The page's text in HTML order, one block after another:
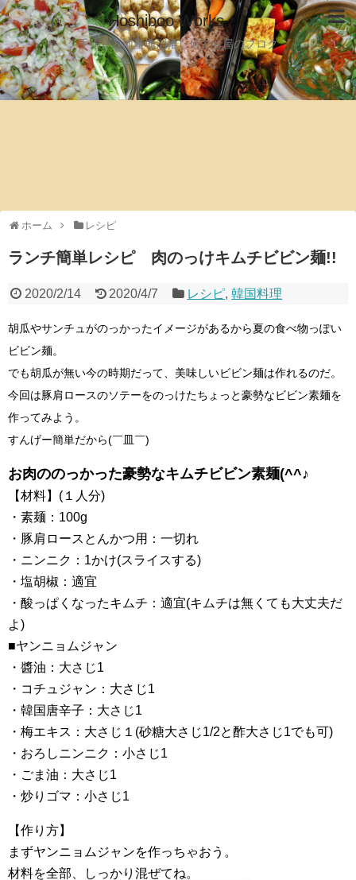
Hoshiboo Works
手作りと地産地消推し何でも屋のブログ
ホーム レシピ
ランチ簡単レシピ 肉のっけキムチビビン麺!!
2020/2/14 2020/4/7 レシピ,韓国料理
胡瓜やサンチュがのっかったイメージがあるから夏の食べ物っぽい
ビビン麺。
でも胡瓜が無い今の時期だって、美味しいビビン麺は作れるのだ。
今回は豚肩ロースのソテーをのっけたちょっと豪勢なビビン素麺を
作ってみよう。
すんげー簡単だから(￣皿￣)
お肉ののっかった豪勢なキムチビビン素麺(^^♪
【材料】(１人分)
・素麺：100g
・豚肩ロースとんかつ用：一切れ
・ニンニク：1かけ(スライスする)
・塩胡椒：適宜
・酸っぱくなったキムチ：適宜(キムチは無くても大丈夫だ
よ)
■ヤンニョムジャン
・醬油：大さじ1
・コチュジャン：大さじ1
・韓国唐辛子：大さじ1
・梅エキス：大さじ１(砂糖大さじ1/2と酢大さじ1でも可)
・おろしニンニク：小さじ1
・ごま油：大さじ1
・炒りゴマ：小さじ1
【作り方】
まずヤンニョムジャンを作っちゃおう。
材料を全部、しっかり混ぜてね。